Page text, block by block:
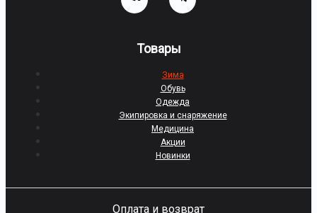
Товары
Зима
Обувь
Одежда
Экипировка и снаряжение
Медицина
Акции
Новинки
Оплата и возврат